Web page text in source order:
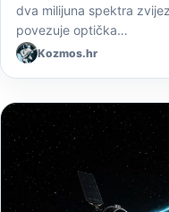
dva milijuna spektra
povezuje optička…
Kozmos.hr